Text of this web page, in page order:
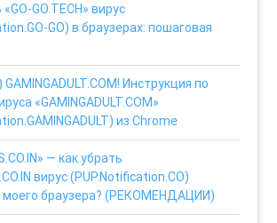
GO.TECH» вирус
GO) в браузерах: пошаговая
Инструкция по
«GAMINGADULT.COM»
из Chrome
— как убрать
вирус (PUP.Notification.CO)
моего браузера? (РЕКОМЕНДАЦИИ)